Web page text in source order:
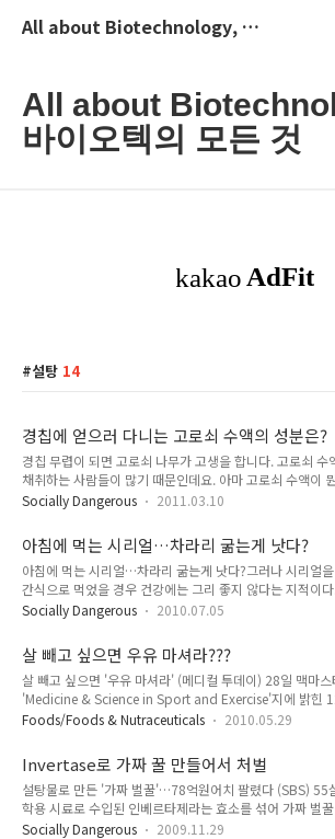
All about Biotechnology, 바이오텍의 모든 것
All about
바이오텍의 모든 것
설탕 14
경칩에 얻으러 다니는 고로쇠 수액의 성분은?
경칩 무렵이 되면 고로쇠 나무가 고생을 합니다. 고로쇠 수
채취하는 사람들이 많기 때문인데요. 아마 고로쇠 수액이
잘 몰라도 몸에 좋다고 들어 보신 분이 많을 것입니다. 그러
고로쇠 나무는 단풍나무과의 식물인데 단풍나무도 수액을
요. 그게 서양의 메이플 시럽(단풍나무시럽)인데 사실은 그
이 거의 설탕입니다. 안젤리나 졸리가 메이플 시럽으로 다
를 했다고 하지요. 그러면 고로쇠 수액의 성분은 무엇일까
타깝게도(?) 주성분은 역시 설탕입니다. 2% 조금 넘게 들어
부분 설탕이라고 안하고 자당이라고 하는데 자당이 설탕입
설탕물도 피로에는 도움이 되니까..
Socially Dangerous 2011.03.10
아침에 먹는 시리얼…차라리 굶는게 낫다?
아침에 먹는 시리얼…차라리 굶는게 낫다?그러나 시리얼
간식으로 먹었을 경우 건강에는 그리 좋지 않다는 지적이
리는 낮추는 등 불균형한 영양섭취를 조장할 수 있기 때문
나 성장에 필요한 단백질이나 필수지방산이 부족한 것도 문
가들은 아침밥을 굶는 것보다는 시리얼을 챙겨먹는 것이 낫
아이들의 입맛은 물론 성장기 필요한 영양성분 부족으로 건
했다. 바빠서 블로그도 거의 방치하고 있는데 제목보고 얼
했습니다. 하지만 본문 중에는 아침밥을 굶는 것보다는 시리
Socially Dangerous 2010.07.05
살 빼고 싶으면 우유 마셔라???
살 빼고 싶으면 '우유 마셔라' (메디컬 투데이) 28일 맥마스
'Medicine & Science in Sport and Exercise'지에 밝힌
결과에 의하면 웨이트 운동 후 매일 큰 잔으로 우유를 두 잔
조사됐다. 다가오는 6월 1일이 우유의 날입니다. 아마 그래
도 많이 나오지 않을까 싶은데, 우유와 체중에 대한 것은 여
신:우유가 비만을 유발한다?)를 참고해 주시구요. 운동하
에너지 음료보다는 살이 빠질 수도 있겠지만 물보다는 찔
까 결국 무엇과 비교하느냐가..
Foods/Foods & Nutraceuticals 2010.05.29
Invertase로 가짜 꿀 만들어서 처벌
설탕물로 만든 '가짜 벌꿀'…78억원어치 팔렸다 (SBS) 55
학용 시료로 수입된 인베르타제라는 효소를 섞어 가짜 벌
인베르타제 효소를 섞으면 효소가 화학작용을 일으켜 설탕
Socially Dangerous 2009.11.29